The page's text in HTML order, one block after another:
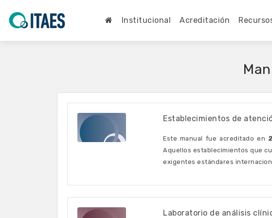
Institucional Acreditación
Establecimientos de
Este manual fue acreditado en
Aquellos establecimientos que
exigentes estándares
Laboratorio de análisis